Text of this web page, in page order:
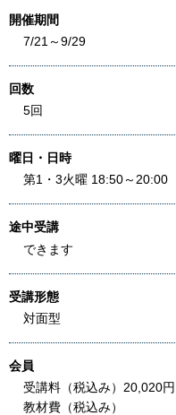
開催期間
7/21～9/29
回数
5回
曜日・日時
第1・3火曜 18:50～20:00
途中受講
できます
受講形態
対面型
会員
受講料（税込み）20,020円
教材費（税込み）